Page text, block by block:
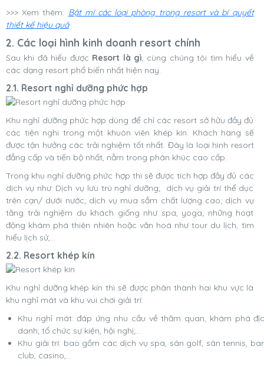
>>> Xem thêm: Bật mí các loại phòng trong resort và bí quyết
thiết kế hiệu quả
2. Các loại hình kinh doanh resort chính
Sau khi đã hiểu được Resort là gì , cùng chúng tôi tìm hiểu về
các dạng resort phổ biến nhất hiện nay.
2.1. Resort nghỉ dưỡng phức hợp
Khu nghỉ dưỡng phức hợp dùng để chỉ các resort sở hữu đầy đủ
các tiện nghi trong một khuôn viên khép kín. Khách hàng sẽ
được tận hưởng các trải nghiệm tốt nhất. Đây là loại hình resort
đẳng cấp và tiến bộ nhất, nằm trong phân khúc cao cấp.
Trong khu nghỉ dưỡng phức hợp thì sẽ được tích hợp đầy đủ các
dịch vụ như: Dịch vụ lưu trú nghỉ dưỡng; dịch vụ giải trí thể dục
trên cạn/ dưới nước; dịch vụ mua sắm chất lượng cao; dịch vụ
tăng trải nghiệm du khách giống như spa, yoga; những hoạt
động khám phá thiên nhiên hoặc văn hoá như tour du lịch, tìm
hiểu lịch sử,...
2.2. Resort khép kín
Khu nghỉ dưỡng khép kín thì sẽ được phân thành hai khu vực là
khu nghỉ mát và khu vui chơi giải trí:
Khu nghỉ mát: đáp ứng nhu cầu về thăm quan, khám phá
danh; tổ chức sự kiện, hội nghị;...
Khu giải trí: bao gồm các dịch vụ spa, sân golf, sân tennis,
club, casino,...